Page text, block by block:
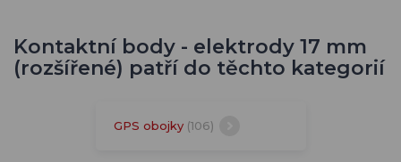
Kontaktní body - elektrody 17 mm
(rozšířené) patří do těchto kategorií
GPS obojky (106)